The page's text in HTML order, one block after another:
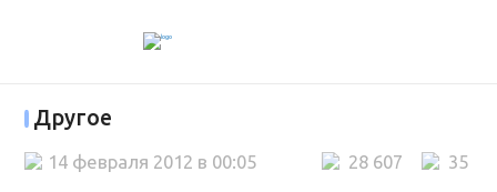
Другое
35
28 607
14 февраля 2012 в 00:05